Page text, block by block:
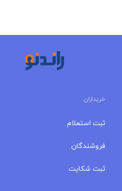
خریداران
ثبت استعلام
فروشندگان
ثبت شکایت